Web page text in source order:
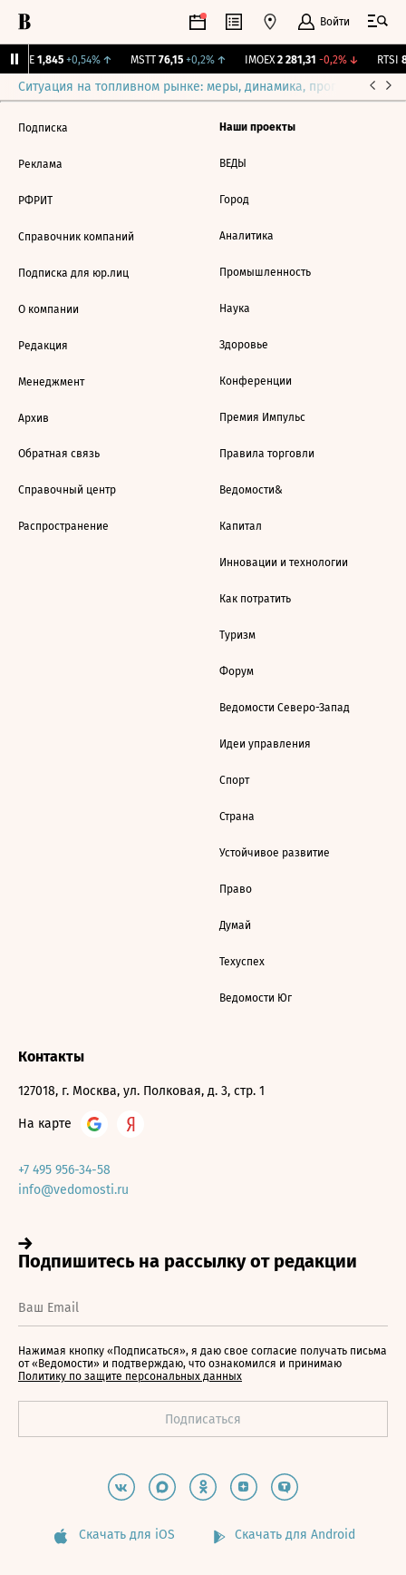
Войти
1,845 +0,54%↑ MSTT 76,15 +0,2%↑ IMOEX 2 281,31 -0,2%↓ RTSI
Ситуация на топливном рынке: меры, динамика, прогнозы
Подписка
Реклама
РФРИТ
Справочник компаний
Подписка для юр.лиц
О компании
Редакция
Менеджмент
Архив
Обратная связь
Справочный центр
Распространение
Наши проекты
ВЕДЫ
Город
Аналитика
Промышленность
Наука
Здоровье
Конференции
Премия Импульс
Правила торговли
Ведомости&
Капитал
Инновации и технологии
Как потратить
Туризм
Форум
Ведомости Северо-Запад
Идеи управления
Спорт
Страна
Устойчивое развитие
Право
Думай
Техуспех
Ведомости Юг
Контакты
127018, г. Москва, ул. Полковая, д. 3, стр. 1
На карте
+7 495 956-34-58
info@vedomosti.ru
Нажимая кнопку «Подписаться», я даю свое согласие получать письма
от «Ведомости» и подтверждаю, что ознакомился и принимаю
Политику по защите персональных данных
Скачать для iOS Скачать для Android